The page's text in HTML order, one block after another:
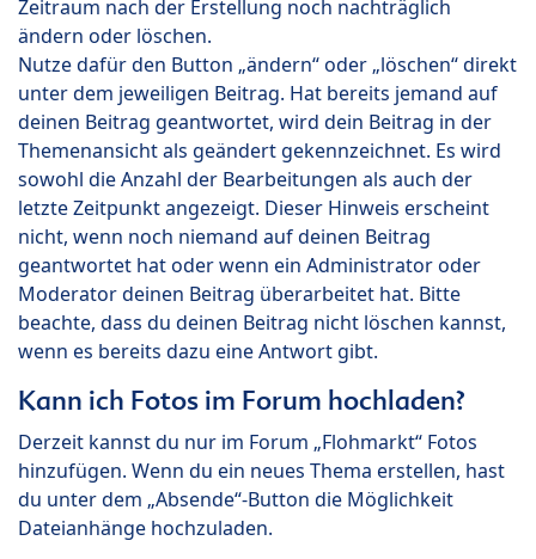
Zeitraum nach der Erstellung noch nachträglich
ändern oder löschen.
Nutze dafür den Button „ändern“ oder „löschen“ direkt
unter dem jeweiligen Beitrag. Hat bereits jemand auf
deinen Beitrag geantwortet, wird dein Beitrag in der
Themenansicht als geändert gekennzeichnet. Es wird
sowohl die Anzahl der Bearbeitungen als auch der
letzte Zeitpunkt angezeigt. Dieser Hinweis erscheint
nicht, wenn noch niemand auf deinen Beitrag
geantwortet hat oder wenn ein Administrator oder
Moderator deinen Beitrag überarbeitet hat. Bitte
beachte, dass du deinen Beitrag nicht löschen kannst,
wenn es bereits dazu eine Antwort gibt.
Kann ich Fotos im Forum hochladen?
Derzeit kannst du nur im Forum „Flohmarkt“ Fotos
hinzufügen. Wenn du ein neues Thema erstellen, hast
du unter dem „Absende“-Button die Möglichkeit
Dateianhänge hochzuladen.